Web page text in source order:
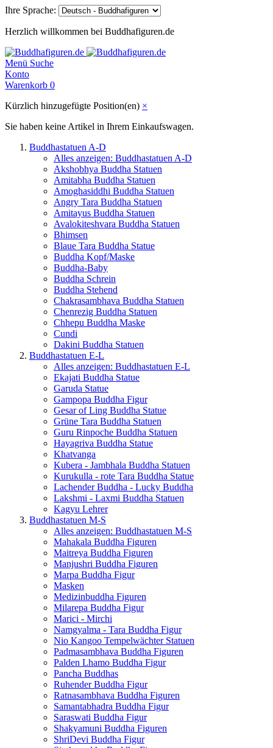
Ihre Sprache:
Herzlich willkommen bei Buddhafiguren.de
Menü Suche
Konto
Warenkorb 0
Kürzlich hinzugefügte Position(en) ×
Sie haben keine Artikel in Ihrem Einkaufswagen.
Buddhastatuen A-D
Alles anzeigen: Buddhastatuen A-D
Akshobhya Buddha Statuen
Amitabha Buddha Statuen
Amoghasiddhi Buddha Statuen
Angry Tara Buddha Statuen
Amitayus Buddha Statuen
Avalokiteshvara Buddha Statuen
Bhimsen
Blaue Tara Buddha Statue
Buddha Kopf/Maske
Buddha-Baby
Buddha Schrein
Buddha Stehend
Chakrasambhava Buddha Statuen
Chenrezig Buddha Statuen
Chhepu Buddha Maske
Cundi
Dakini Buddha Statuen
Buddhastatuen E-L
Alles anzeigen: Buddhastatuen E-L
Ekajati Buddha Statue
Garuda Statue
Gampopa Buddha Figur
Gesar of Ling Buddha Statue
Grüne Tara Buddha Statuen
Guru Rinpoche Buddha Statuen
Hayagriva Buddha Statue
Khatvanga
Kubera - Jambhala Buddha Statuen
Kurukulla - rote Tara Buddha Statue
Lachender Buddha - Lucky Buddha
Lakshmi - Laxmi Buddha Statuen
Kagyu Lehrer
Buddhastatuen M-S
Alles anzeigen: Buddhastatuen M-S
Mahakala Buddha Figuren
Maitreya Buddha Figuren
Manjushri Buddha Figuren
Marpa Buddha Figur
Masken
Medizinbuddha Figuren
Milarepa Buddha Figur
Marici - Mirchi
Namgyalma - Tara Buddha Figur
Nio Kangoo Tempelwächter Statuen
Padmasambhava Buddha Figuren
Palden Lhamo Buddha Figur
Pancha Buddhas
Ruhender Buddha Figur
Ratnasambhava Buddha Figuren
Samantabhadra Buddha Figur
Saraswati Buddha Figur
Shakyamuni Buddha Figuren
ShriDevi Buddha Figur